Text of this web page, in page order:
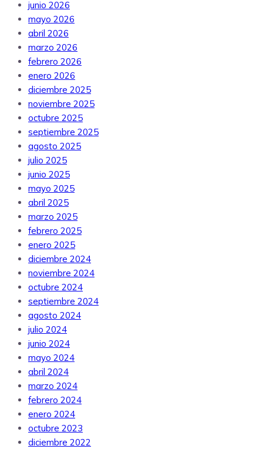
junio 2026
mayo 2026
abril 2026
marzo 2026
febrero 2026
enero 2026
diciembre 2025
noviembre 2025
octubre 2025
septiembre 2025
agosto 2025
julio 2025
junio 2025
mayo 2025
abril 2025
marzo 2025
febrero 2025
enero 2025
diciembre 2024
noviembre 2024
octubre 2024
septiembre 2024
agosto 2024
julio 2024
junio 2024
mayo 2024
abril 2024
marzo 2024
febrero 2024
enero 2024
octubre 2023
diciembre 2022